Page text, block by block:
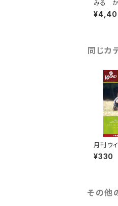
みる
にいが
同じカ
月刊ウ
月号
¥330
その他